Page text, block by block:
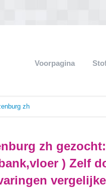
Voorpagina
zh
zh
) Zelf